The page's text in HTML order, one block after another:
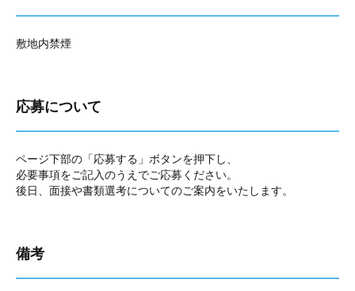
敷地内禁煙
応募について
ページ下部の「応募する」ボタンを押下し、
必要事項をご記入のうえでご応募ください。
後日、面接や書類選考についてのご案内をいたします。
備考